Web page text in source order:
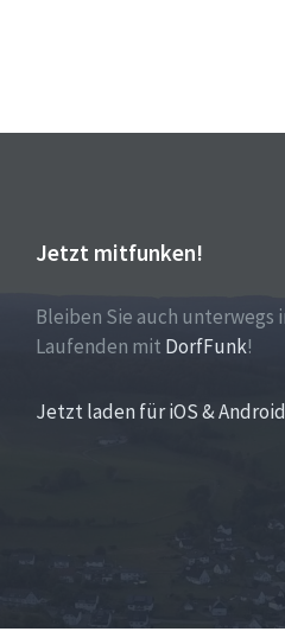
Jetzt mitfunken!
Bleiben Sie auch unterwegs
Laufenden mit DorfFunk!
Jetzt laden für iOS & Android